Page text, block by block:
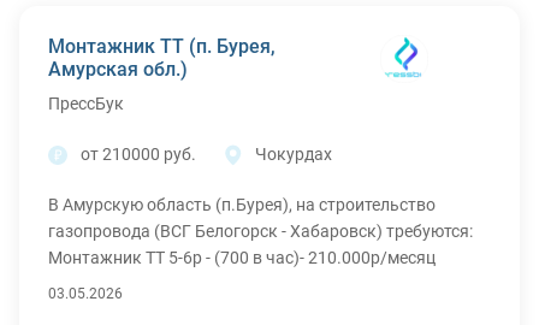
Монтажник ТТ (п. Бурея,
Амурская обл.)
ПрессБук
от 210000 руб. Чокурдах
В Амурскую область (п.Бурея), на строительство
газопровода (ВСГ Белогорск - Хабаровск) требуются:
Монтажник ТТ 5-6р - (700 в час)- 210.000р/месяц
МЫ ПPЕДОCТАBЛЯEM:
03.05.2026